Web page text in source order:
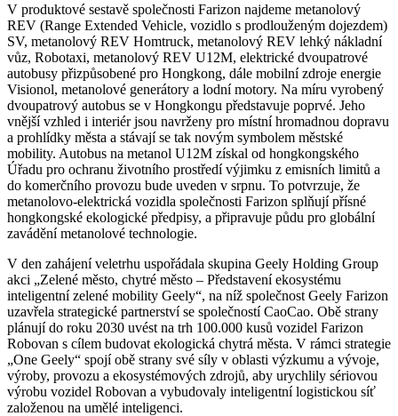
V produktové sestavě společnosti Farizon najdeme metanolový
REV (Range Extended Vehicle, vozidlo s prodlouženým dojezdem)
SV, metanolový REV Homtruck, metanolový REV lehký nákladní
vůz, Robotaxi, metanolový REV U12M, elektrické dvoupatrové
autobusy přizpůsobené pro Hongkong, dále mobilní zdroje energie
Visionol, metanolové generátory a lodní motory. Na míru vyrobený
dvoupatrový autobus se v Hongkongu představuje poprvé. Jeho
vnější vzhled i interiér jsou navrženy pro místní hromadnou dopravu
a prohlídky města a stávají se tak novým symbolem městské
mobility. Autobus na metanol U12M získal od hongkongského
Úřadu pro ochranu životního prostředí výjimku z emisních limitů a
do komerčního provozu bude uveden v srpnu. To potvrzuje, že
metanolovo-elektrická vozidla společnosti Farizon splňují přísné
hongkongské ekologické předpisy, a připravuje půdu pro globální
zavádění metanolové technologie.
V den zahájení veletrhu uspořádala skupina Geely Holding Group
akci „Zelené město, chytré město – Představení ekosystému
inteligentní zelené mobility Geely“, na níž společnost Geely Farizon
uzavřela strategické partnerství se společností CaoCao. Obě strany
plánují do roku 2030 uvést na trh 100.000 kusů vozidel Farizon
Robovan s cílem budovat ekologická chytrá města. V rámci strategie
„One Geely“ spojí obě strany své síly v oblasti výzkumu a vývoje,
výroby, provozu a ekosystémových zdrojů, aby urychlily sériovou
výrobu vozidel Robovan a vybudovaly inteligentní logistickou síť
založenou na umělé inteligenci.